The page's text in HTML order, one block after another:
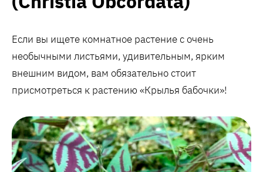
Если вы ищете комнатное растение с очень
необычными листьями, удивительным, ярким
внешним видом, вам обязательно стоит
присмотреться к растению «Крылья бабочки»!